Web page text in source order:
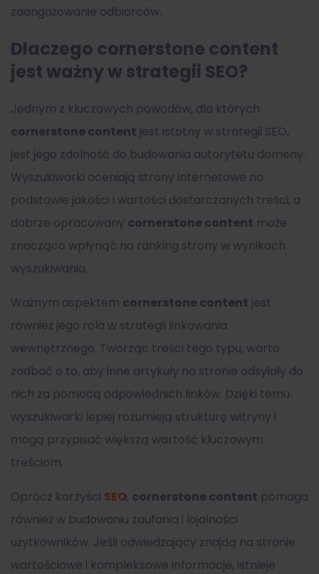
zaangażowanie odbiorców.
Dlaczego cornerstone content
jest ważny w strategii SEO?
Jednym z kluczowych powodów, dla których
cornerstone content jest istotny w strategii SEO,
jest jego zdolność do budowania autorytetu domeny.
Wyszukiwarki oceniają strony internetowe na
podstawie jakości i wartości dostarczanych treści, a
dobrze opracowany cornerstone content może
znacząco wpłynąć na ranking strony w wynikach
wyszukiwania.
Ważnym aspektem cornerstone content jest
również jego rola w strategii linkowania
wewnętrznego. Tworząc treści tego typu, warto
zadbać o to, aby inne artykuły na stronie odsyłały do
nich za pomocą odpowiednich linków. Dzięki temu
wyszukiwarki lepiej rozumieją strukturę witryny i
mogą przypisać większą wartość kluczowym
treściom.
Oprócz korzyści SEO, cornerstone content pomaga
również w budowaniu zaufania i lojalności
użytkowników. Jeśli odwiedzający znajdą na stronie
wartościowe i kompleksowe informacje, istnieje